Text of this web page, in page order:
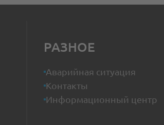
РАЗНОЕ
Аварийная ситуация
Контакты
Информационный центр